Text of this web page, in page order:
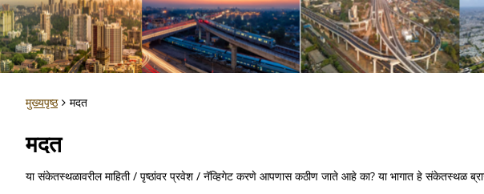
मुख्यपृष्ठ मदत
मदत
या संकेतस्थळावरील माहिती / पृष्ठांवर प्रवेश / नॅव्हिगेट करणे आपणास कठीण जाते आहे का? या भागात हे संकेतस्थळ